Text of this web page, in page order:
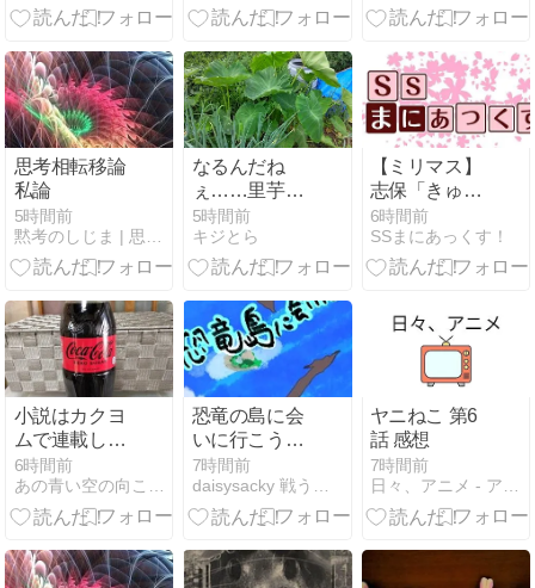
証
思考相転移論
私論
5時間前
なるんだね
ぇ……里芋の
茎が１５０セ
ンチを超えて
きた。
5時間前
キジとら
【ミリマス】
志保「きゅ
ん！ヴァンパ
イアガール、
ですか」
6時間前
SSまにあっくす！
小説はカクヨ
ムで連載して
います！
6時間前
恐竜の島に会
いに行こう！
宝の島続々編
第10章 真のヒ
ーローは誰
7時間前
ヤニねこ 第6
話 感想
7時間前